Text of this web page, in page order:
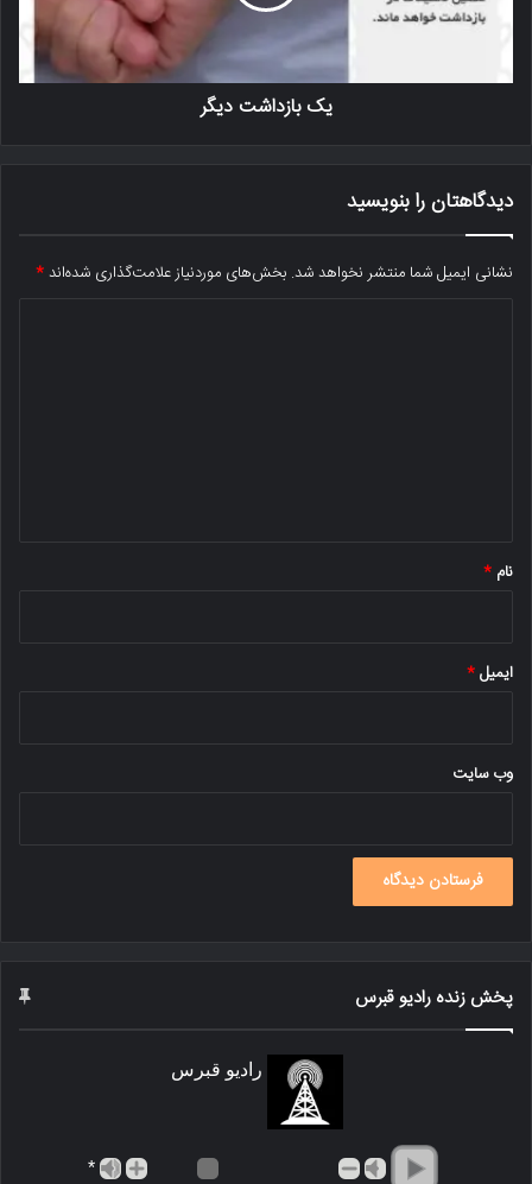
یک بازداشت دیگر
دیدگاهتان را بنویسید
نشانی ایمیل شما منتشر نخواهد شد. بخش‌های موردنیاز علامت‌گذاری شده‌اند*
نام *
ایمیل*
وب‌ سایت
پخش زنده رادیو قبرس
رادیو قبرس
*